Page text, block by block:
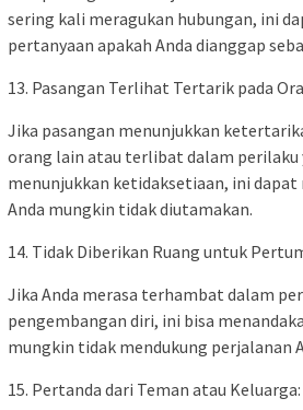
sering kali meragukan hubungan, ini
pertanyaan apakah Anda dianggap
13. Pasangan Terlihat Tertarik pada
Jika pasangan menunjukkan
orang lain atau terlibat dalam perilaku
menunjukkan ketidaksetiaan, ini dapat
Anda mungkin tidak diutamakan.
14. Tidak Diberikan Ruang untuk
Jika Anda merasa terhambat dalam
pengembangan diri, ini bisa
mungkin tidak mendukung perjalanan
15. Pertanda dari Teman atau Keluarga: